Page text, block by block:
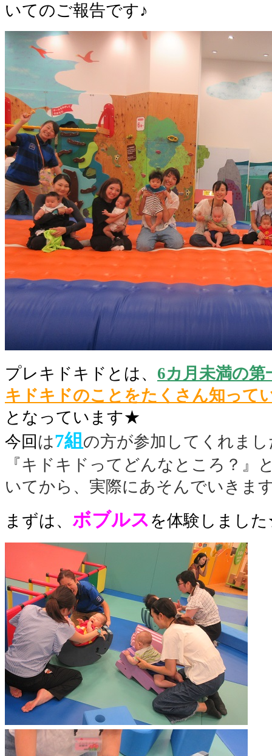
いてのご報告です♪
プレキドキドとは、 6カ月未満の第
キドキドのことをたくさん知って
となっています★
今回 は7組 の方が参加してくれま
『キドキドってどんなところ？』
いてから、実際にあそんでいきま
まずは、 ボブルス を体験しまし